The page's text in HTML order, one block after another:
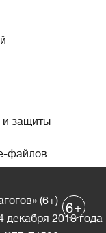
и защиты
файлов
(6+)
декабря 2018 года
6+